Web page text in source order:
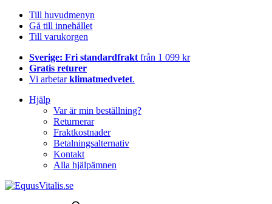
Till huvudmenyn
Gå till innehållet
Till varukorgen
Sverige: Fri standardfrakt från 1 099 kr
Gratis returer
Vi arbetarklimatmedvetet.
Hjälp
Var är min beställning?
Returnerar
Fraktkostnader
Betalningsalternativ
Kontakt
Alla hjälpämnen